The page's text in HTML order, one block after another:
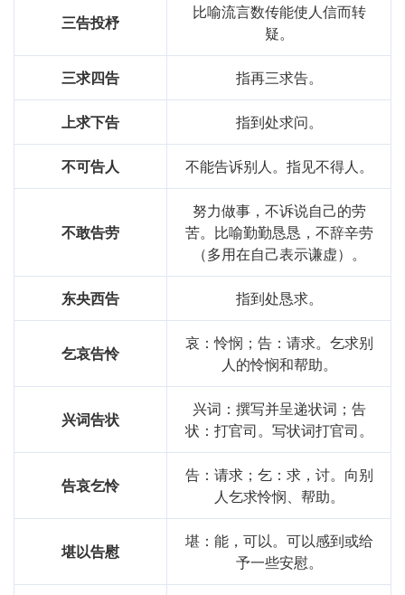
三告投杼
比喻流言数传能使人信而转
疑。
三求四告 指再三求告。
上求下告 指到处求问。
不可告人 不能告诉别人。指见不得人。
不敢告劳
努力做事，不诉说自己的劳
苦。比喻勤勤恳恳，不辞辛劳
（多用在自己表示谦虚）。
东央西告 指到处恳求。
乞哀告怜
哀：怜悯；告：请求。乞求别
人的怜悯和帮助。
兴词告状
兴词：撰写并呈递状词；告
状：打官司。写状词打官司。
告哀乞怜
告：请求；乞：求，讨。向别
人乞求怜悯、帮助。
堪以告慰
堪：能，可以。可以感到或给
予一些安慰。